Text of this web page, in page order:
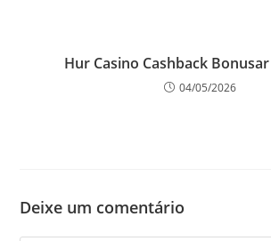
Hur Casino Cashback
04/05/2026
Deixe um comentário